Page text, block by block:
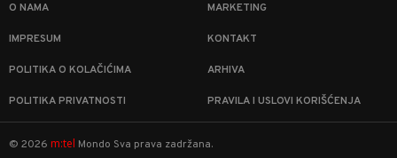
O NAMA MARKETING
IMPRESUM KONTAKT
POLITIKA O KOLAČIĆIMA ARHIVA
POLITIKA PRIVATNOSTI PRAVILA I USLOVI KORIŠĆENJA
© 2026 m:tel Mondo Sva prava zadržana.